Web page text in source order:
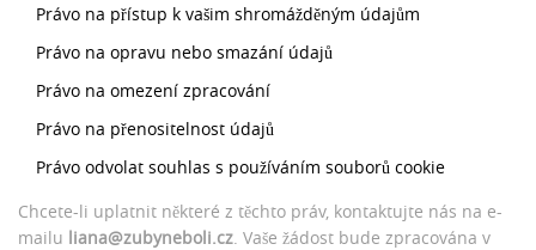
Právo na přístup k vašim shromážděným údajům
Právo na opravu nebo smazání údajů
Právo na omezení zpracování
Právo na přenositelnost údajů
Právo odvolat souhlas s používáním souborů cookie
Chcete-li uplatnit některé z těchto práv, kontaktujte nás na e-
mailu liana@zubyneboli.cz. Vaše žádost bude zpracována v